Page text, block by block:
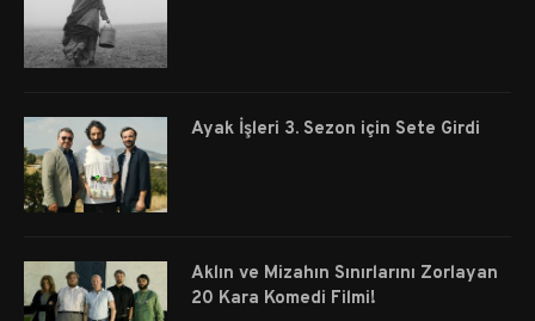
Ayak İşleri 3. Sezon için Sete Girdi
Aklın ve Mizahın Sınırlarını Zorlayan
20 Kara Komedi Filmi!